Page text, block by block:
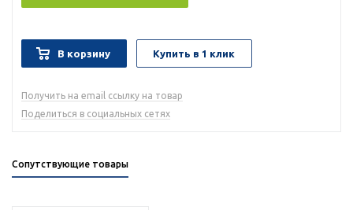
В корзину Купить в 1 клик
Получить на email ссылку на товар
Поделиться в социальных сетях
Сопутствующие товары